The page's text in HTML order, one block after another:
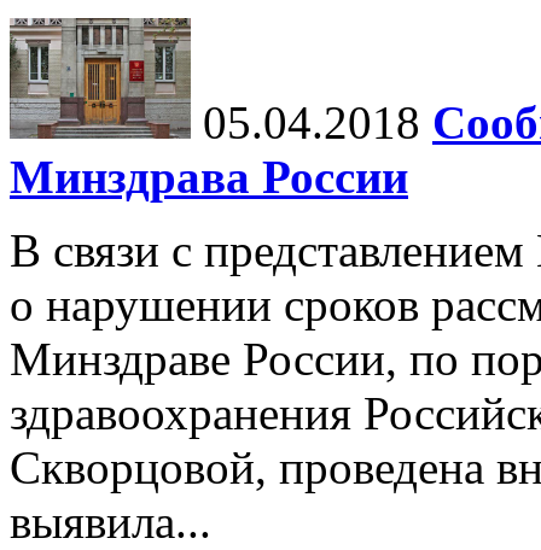
05.04.2018
Минздрава России
В связи с
о нарушении сроков
Минздраве России, по
здравоохранения
Скворцовой, проведена
выявила...